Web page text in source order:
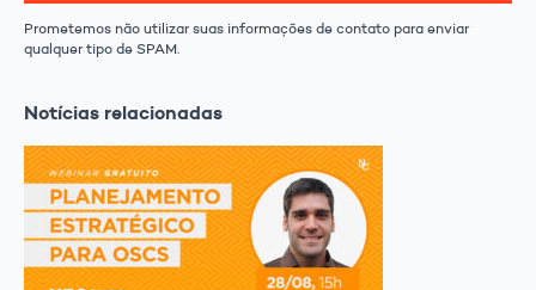
Prometemos não utilizar suas informações de contato para enviar
qualquer tipo de SPAM.
Notícias relacionadas